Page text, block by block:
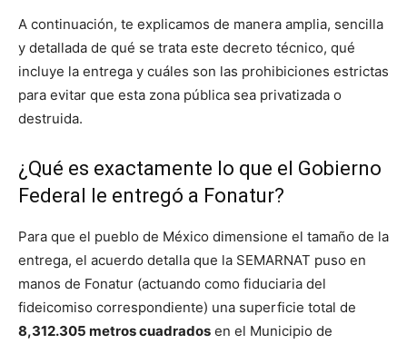
A continuación, te explicamos de manera amplia, sencilla
y detallada de qué se trata este decreto técnico, qué
incluye la entrega y cuáles son las prohibiciones estrictas
para evitar que esta zona pública sea privatizada o
destruida.
¿Qué es exactamente lo que el Gobierno
Federal le entregó a Fonatur?
Para que el pueblo de México dimensione el tamaño de la
entrega, el acuerdo detalla que la SEMARNAT puso en
manos de Fonatur (actuando como fiduciaria del
fideicomiso correspondiente) una superficie total de
8,312.305 metros cuadrados en el Municipio de